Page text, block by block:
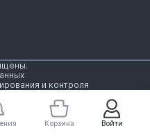
Войти
Корзина
и контроля